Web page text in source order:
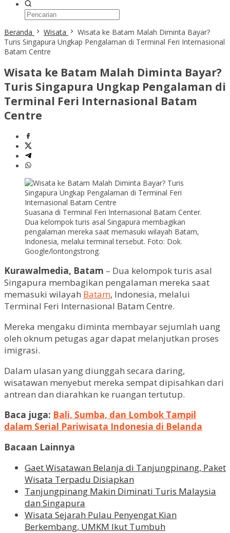
Beranda Wisata
Wisata ke Batam Malah Diminta Bayar?
Turis Singapura Ungkap Pengalaman di Terminal Feri Internasional
Batam Centre
Wisata ke Batam Malah Diminta Bayar?
Turis Singapura Ungkap Pengalaman di
Terminal Feri Internasional Batam
Centre
Suasana di Terminal Feri Internasional Batam Center.
Dua kelompok turis asal Singapura membagikan
pengalaman mereka saat memasuki wilayah Batam,
Indonesia, melalui terminal tersebut. Foto: Dok.
Google/lontongstrong.
Kurawalmedia, Batam – Dua kelompok turis asal
Singapura membagikan pengalaman mereka saat
memasuki wilayah Batam, Indonesia, melalui
Terminal Feri Internasional Batam Centre.
Mereka mengaku diminta membayar sejumlah uang
oleh oknum petugas agar dapat melanjutkan proses
imigrasi.
Dalam ulasan yang diunggah secara daring,
wisatawan menyebut mereka sempat dipisahkan dari
antrean dan diarahkan ke ruangan tertutup.
Baca juga: Bali, Sumba, dan Lombok Tampil
dalam Serial Pariwisata Indonesia di Belanda
Bacaan Lainnya
Gaet Wisatawan Belanja di Tanjungpinang, Paket
Wisata Terpadu Disiapkan
Tanjungpinang Makin Diminati Turis Malaysia
dan Singapura
Wisata Sejarah Pulau Penyengat Kian
Berkembang, UMKM Ikut Tumbuh